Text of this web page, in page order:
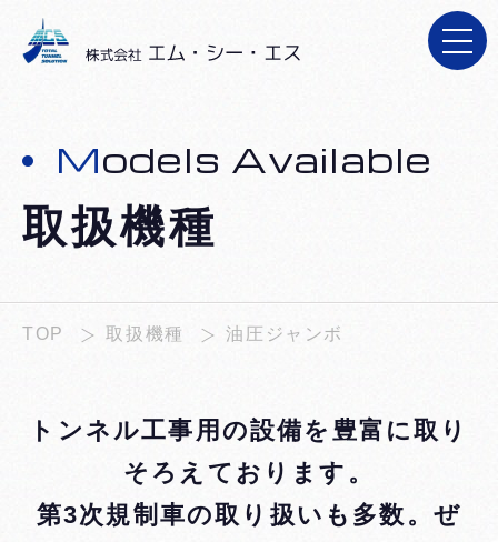
施工実績
採用情報
Models Available
取扱機種
TOP 取扱機種 油圧ジャンボ
トンネル工事用の設備を豊富に取り
そろえております。
第3次規制車の取り扱いも多数。ぜ
施工実績
採用情報